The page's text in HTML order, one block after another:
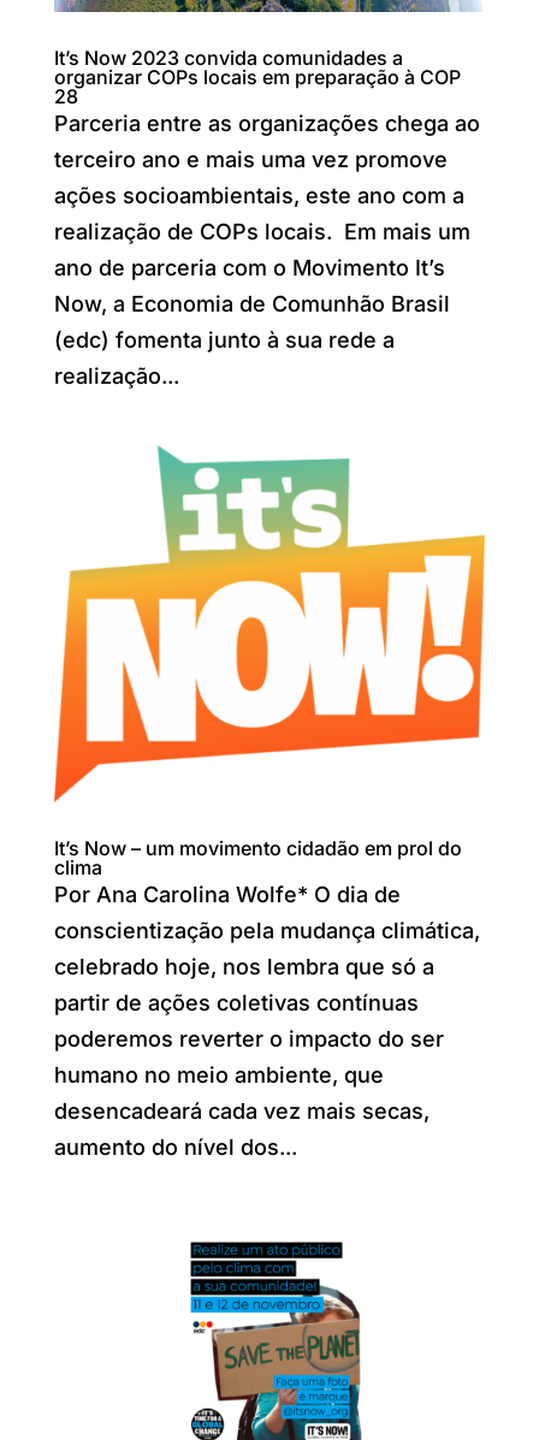
It’s Now 2023 convida comunidades a
organizar COPs locais em preparação à COP
28
Parceria entre as organizações chega ao
terceiro ano e mais uma vez promove
ações socioambientais, este ano com a
realização de COPs locais. Em mais um
ano de parceria com o Movimento It’s
Now, a Economia de Comunhão Brasil
(edc) fomenta junto à sua rede a
realização...
It’s Now – um movimento cidadão em prol do
clima
Por Ana Carolina Wolfe* O dia de
conscientização pela mudança climática,
celebrado hoje, nos lembra que só a
partir de ações coletivas contínuas
poderemos reverter o impacto do ser
humano no meio ambiente, que
desencadeará cada vez mais secas,
aumento do nível dos...